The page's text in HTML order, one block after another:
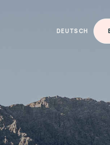
DEUTSCH